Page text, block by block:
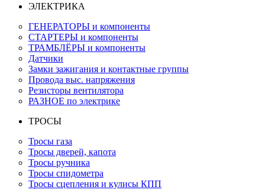
ЭЛЕКТРИКА
ГЕНЕРАТОРЫ и компоненты
СТАРТЕРЫ и компоненты
ТРАМБЛЁРЫ и компоненты
Датчики
Замки зажигания и контактные группы
Провода выс. напряжения
Резисторы вентилятора
РАЗНОЕ по электрике
ТРОСЫ
Тросы газа
Тросы дверей, капота
Тросы ручника
Тросы спидометра
Тросы сцепления и кулисы КПП